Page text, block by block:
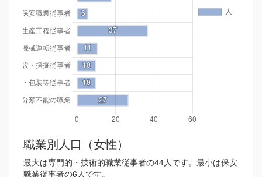
職業別人口（女性）
最大は専門的・技術的職業従事者の44人です。最小は保安
職業従事者の6人です。